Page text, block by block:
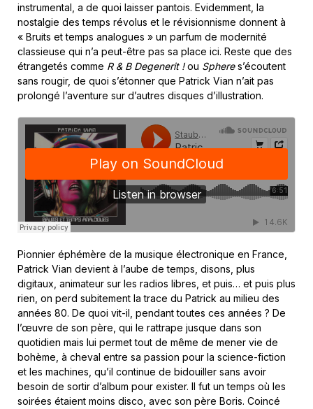
instrumental, a de quoi laisser pantois. Evidemment, la
nostalgie des temps révolus et le révisionnisme donnent à
« Bruits et temps analogues » un parfum de modernité
classieuse qui n’a peut-être pas sa place ici. Reste que des
étrangetés comme R & B Degenerit !ou Spheres’écoutent
sans rougir, de quoi s’étonner que Patrick Vian n’ait pas
prolongé l’aventure sur d’autres disques d’illustration.
Pionnier éphémère de la musique électronique en France,
Patrick Vian devient à l’aube de temps, disons, plus
digitaux, animateur sur les radios libres, et puis… et puis plus
rien, on perd subitement la trace du Patrick au milieu des
années 80. De quoi vit-il, pendant toutes ces années ? De
l’œuvre de son père, qui le rattrape jusque dans son
quotidien mais lui permet tout de même de mener vie de
bohème, à cheval entre sa passion pour la science-fiction
et les machines, qu’il continue de bidouiller sans avoir
besoin de sortir d’album pour exister. Il fut un temps où les
soirées étaient moins disco, avec son père Boris. Coincé